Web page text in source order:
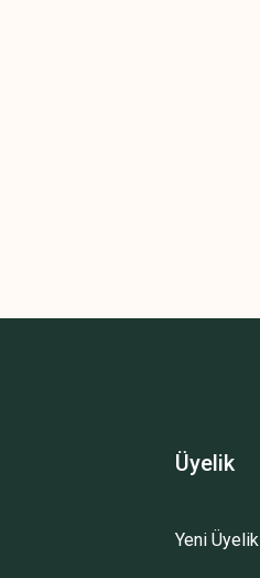
Üyelik
Yeni Üyelik